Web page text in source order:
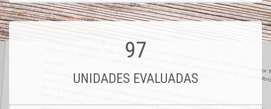
97
UNIDADES EVALUADAS